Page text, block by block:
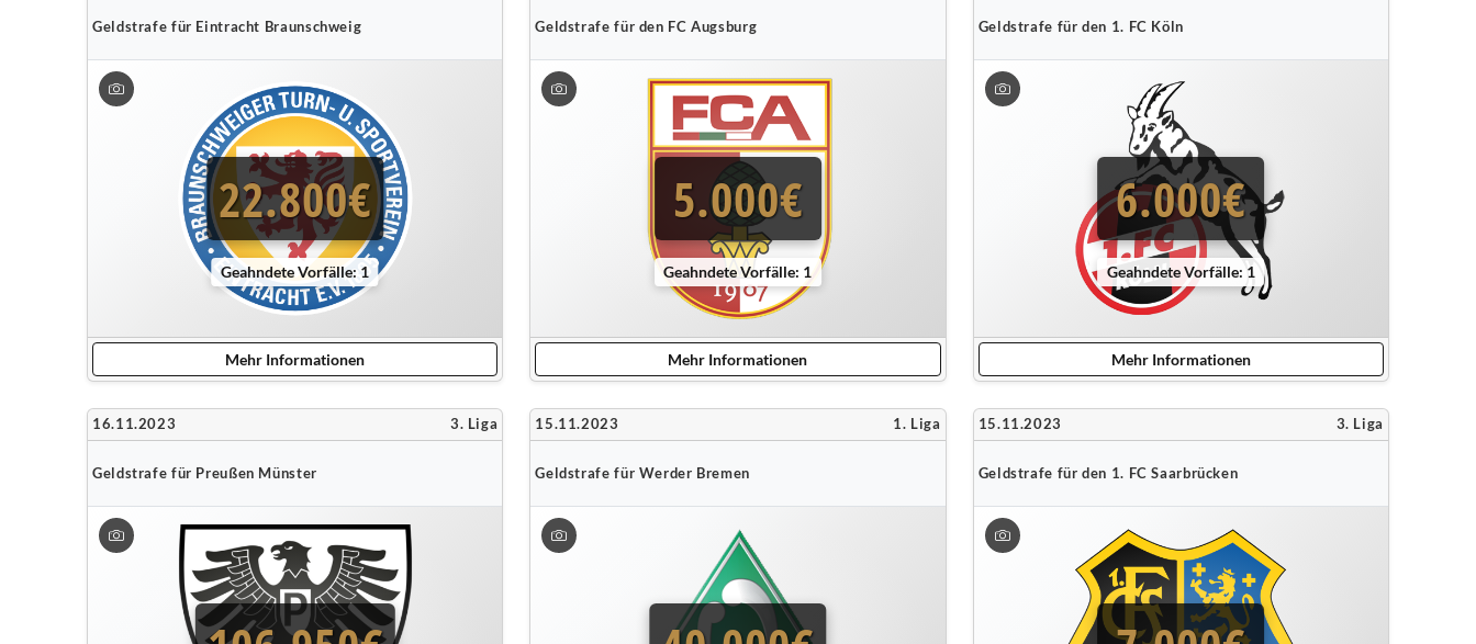
Geldstrafe für Eintracht Braunschweig
22.800€
Geahndete Vorfälle: 1
Mehr Informationen
Geldstrafe für den FC Augsburg
5.000€
Geahndete Vorfälle: 1
Mehr Informationen
Geldstrafe für den 1. FC Köln
6.000€
Geahndete Vorfälle: 1
Mehr Informationen
16.11.2023 3. Liga
Geldstrafe für Preußen Münster
15.11.2023 1. Liga
Geldstrafe für Werder Bremen
15.11.2023 3. Liga
Geldstrafe für den 1. FC Saarbrücken